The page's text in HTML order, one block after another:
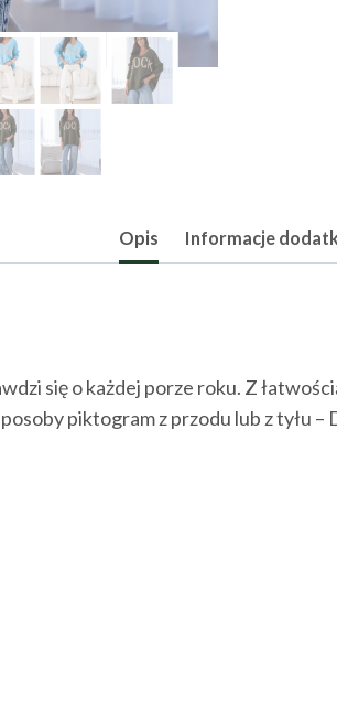
Opis Informacje
się o każdej porze roku. Z
piktogram z przodu lub z tyłu